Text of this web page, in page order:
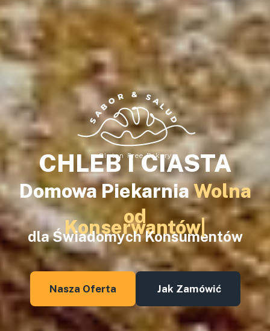
SABOR & SALUD
Gluten Free Bakery
CHLEB I CIASTA
Domowa PiekarniaWolna
od
Glutenu
dla Świadomych Konsumentów
Nasza Oferta Jak Zamówić